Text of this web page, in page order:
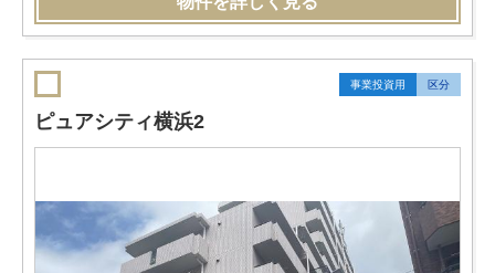
事業投資用 区分
ピュアシティ横浜2